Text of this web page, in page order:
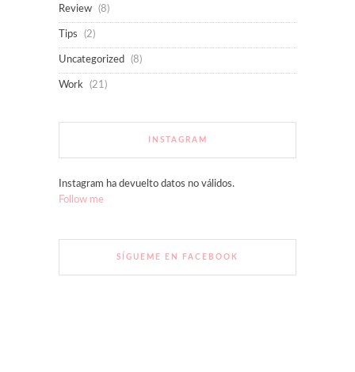
Review (8)
Tips (2)
Uncategorized (8)
Work (21)
INSTAGRAM
Instagram ha devuelto datos no válidos.
Follow me
SÍGUEME EN FACEBOOK